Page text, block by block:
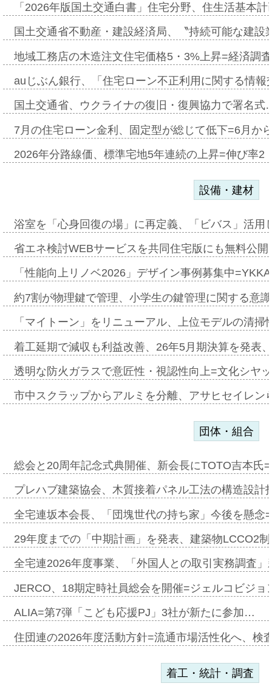
「2026年版国土交通白書」住宅分野、住生活基本
国土交通省不動産・建設経済局、〝持続可能な建
地域工務店の木造注文住宅価格5・3%上昇=経済調
auじぶん銀行、「住宅ローン不正利用に関する情
国土交通省、ウクライナの復旧・復興協力で署名
7月の住宅ローン金利、固定型が総じて低下=6月か
2026年分路線価、標準宅地5年連続の上昇=伸び率
設備・建材
浴室を「心身回復の場」に再定義、「ビバス」活
省エネ検討WEBサービスを共同住宅版にも無料公
「性能向上リノベ2026」デザイン事例募集中
約7割が物理鍵で管理、小学生の鍵管理に関する意
「マイトーン」をリニューアル、上位モデルの清
着工延期で減収も利益改善、26年5月期決算を発表
透明な防火ガラスで意匠性・視認性向上=文化シヤ
市中スクラップからアルミを分離、アサヒセイレ
団体・組合
総会と20周年記念式典開催、新会長にTOTO吉本氏
プレハブ建築協会、木質接着パネル工法の構造設
全宅連坂本会長、「団塊世代の持ち家」今後を懸
29年度までの「中期計画」を発表、建築物LCCO2
全宅連2026年度事業、「外国人との取引実務調査
JERCO、18期定時社員総会を開催=ジェルコビジ
ALIA=第7弾「こども応援PJ」3社が新たに参加…
住団連の2026年度活動方針=流通市場活性化へ、検
着工・統計・調査